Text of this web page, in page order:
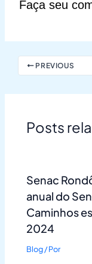
Faça seu
PREVIOUS
Posts
Senac
anual do
Caminhos
2024
Blog/ Por